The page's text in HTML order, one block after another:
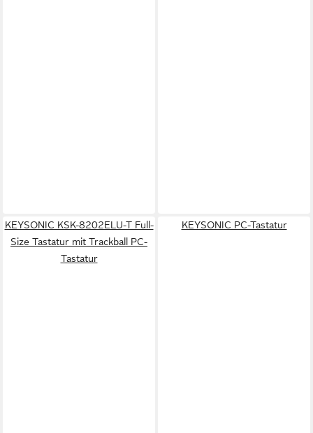
KEYSONIC KSK-8202ELU-T Full-
Size Tastatur mit Trackball PC-
Tastatur
KEYSONIC PC-Tastatur